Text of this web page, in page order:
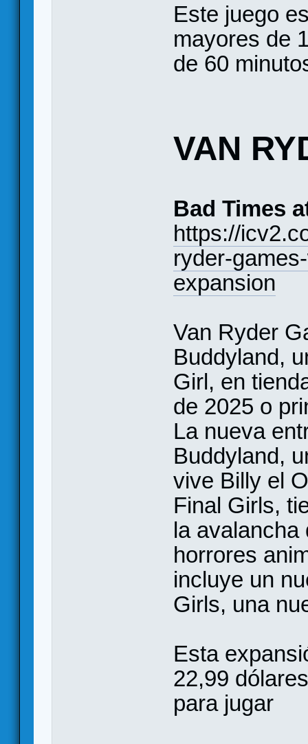
Este juego
mayores de
de 60
VAN
Bad Times
https://
ryder-
expansion
Van Ryder
Buddyland,
Girl, en
de 2025 o
La nueva
Buddyland,
vive Billy el
Final Girls,
la avalancha
horrores
incluye un
Girls, una
Esta
22,99
para jugar